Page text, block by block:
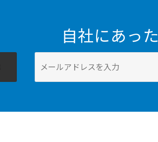
自社にあった